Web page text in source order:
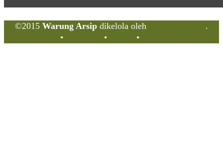
©2015 Warung Arsip dikelola oleh
.
• • •